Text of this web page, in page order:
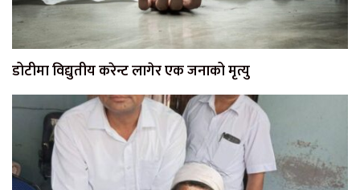
डोटीमा विद्युतीय करेन्ट लागेर एक जनाको मृत्यु